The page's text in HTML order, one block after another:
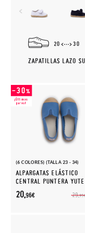
20 30
ZAPATILLAS LAZO
(6 COLORES) (TALLA 23 - 34)
ALPARGATAS ELÁSTICO
CENTRAL PUNTERA YUTE
29,95€
20,96€